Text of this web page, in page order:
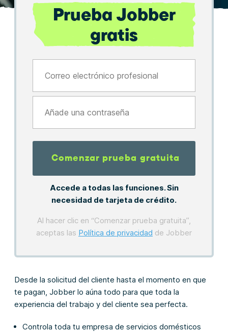
Prueba Jobber
gratis
Correo electrónico profesional
Añade una contraseña
Comenzar prueba gratuita
Accede a todas las funciones. Sin
necesidad de tarjeta de crédito.
Al hacer clic en “Comenzar prueba gratuita”,
aceptas las Política de privacidad de Jobber
Desde la solicitud del cliente hasta el momento en que
te pagan, Jobber lo aúna todo para que toda la
experiencia del trabajo y del cliente sea perfecta.
Controla toda tu empresa de servicios domésticos